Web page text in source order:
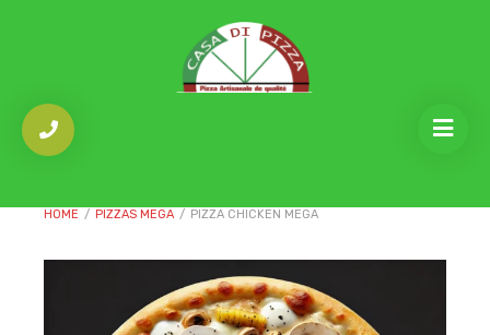
HOME / PIZZAS MEGA / PIZZA CHICKEN MEGA